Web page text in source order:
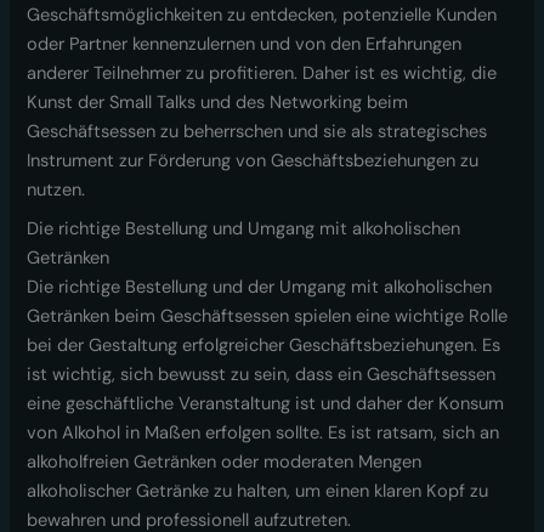
Geschäftsmöglichkeiten zu entdecken, potenzielle Kunden
oder Partner kennenzulernen und von den Erfahrungen
anderer Teilnehmer zu profitieren. Daher ist es wichtig, die
Kunst der Small Talks und des Networking beim
Geschäftsessen zu beherrschen und sie als strategisches
Instrument zur Förderung von Geschäftsbeziehungen zu
nutzen.
Die richtige Bestellung und Umgang mit alkoholischen
Getränken
Die richtige Bestellung und der Umgang mit alkoholischen
Getränken beim Geschäftsessen spielen eine wichtige Rolle
bei der Gestaltung erfolgreicher Geschäftsbeziehungen. Es
ist wichtig, sich bewusst zu sein, dass ein Geschäftsessen
eine geschäftliche Veranstaltung ist und daher der Konsum
von Alkohol in Maßen erfolgen sollte. Es ist ratsam, sich an
alkoholfreien Getränken oder moderaten Mengen
alkoholischer Getränke zu halten, um einen klaren Kopf zu
bewahren und professionell aufzutreten.